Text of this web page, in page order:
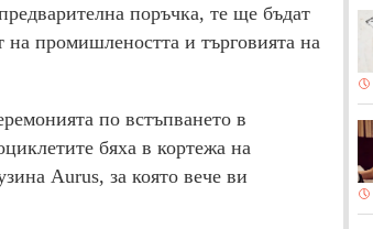
поръчка, те ще бъдат
промишлеността и търговията на
по встъпването в
бяха в кортежа на
Aurus, за която вече ви